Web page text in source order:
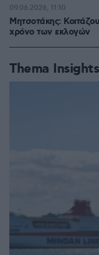
Μητσοτάκης:
χρόνο των εκλογών
09.06.2026, 11:10
Thema Insights